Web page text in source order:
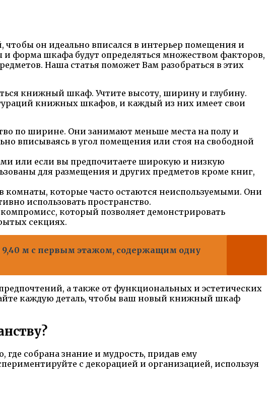
он идеально вписался в интерьер помещения и
форма шкафа будут определяться множеством факторов,
Наша статья поможет Вам разобраться в этих
книжный шкаф. Учтите высоту, ширину и глубину.
книжных шкафов, и каждый из них имеет свои
по ширине. Они занимают меньше места на полу и
вписываясь в угол помещения или стоя на свободной
или если вы предпочитаете широкую и низкую
для размещения и других предметов кроме книг,
которые часто остаются неиспользуемыми. Они
использовать пространство.
который позволяет демонстрировать
секциях.
9,40 м с первым этажом, содержащим одну
а также от функциональных и эстетических
каждую деталь, чтобы ваш новый книжный шкаф
где собрана знание и мудрость, придав ему
с декорацией и организацией, используя